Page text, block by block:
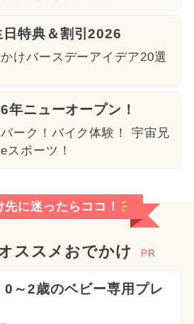
日特典＆割引2026
けバースデーアイデア20選
年ニューオープン！
ーク！バイク体験！ 宇宙兄
スポーツ！
先に迷ったらココ！
ススメおでかけ PR
0～2歳のベビー専用プレ